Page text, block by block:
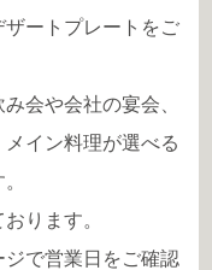
ートプレートをご
会や会社の宴会、
イン料理が選べる
ります。
で営業日をご確認